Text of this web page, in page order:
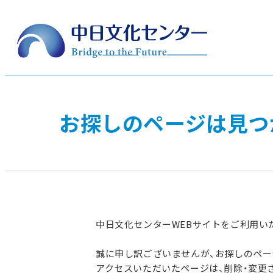
お探しのページは見
中日文化センターWEBサイトをご利用い
誠に申し訳ございませんが、お探しのペ
アクセスいただいたページは、削除・変